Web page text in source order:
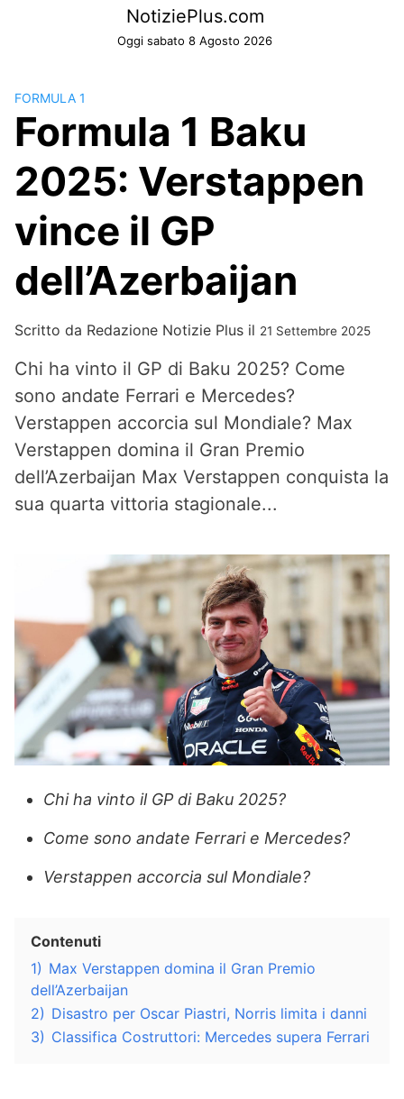
NotiziePlus.com
Oggi sabato 8 Agosto 2026
FORMULA 1
Formula 1 Baku
2025: Verstappen
vince il GP
dell’Azerbaijan
Scritto da Redazione Notizie Plus il 21 Settembre 2025
Chi ha vinto il GP di Baku 2025? Come
sono andate Ferrari e Mercedes?
Verstappen accorcia sul Mondiale? Max
Verstappen domina il Gran Premio
dell’Azerbaijan Max Verstappen conquista la
sua quarta vittoria stagionale...
Chi ha vinto il GP di Baku 2025?
Come sono andate Ferrari e Mercedes?
Verstappen accorcia sul Mondiale?
Contenuti
1) Max Verstappen domina il Gran Premio
dell’Azerbaijan
2) Disastro per Oscar Piastri, Norris limita i danni
3) Classifica Costruttori: Mercedes supera Ferrari